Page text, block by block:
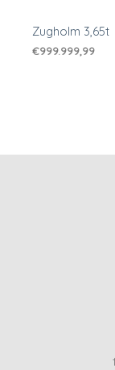
Zugholm 3,65t
€999.999,99